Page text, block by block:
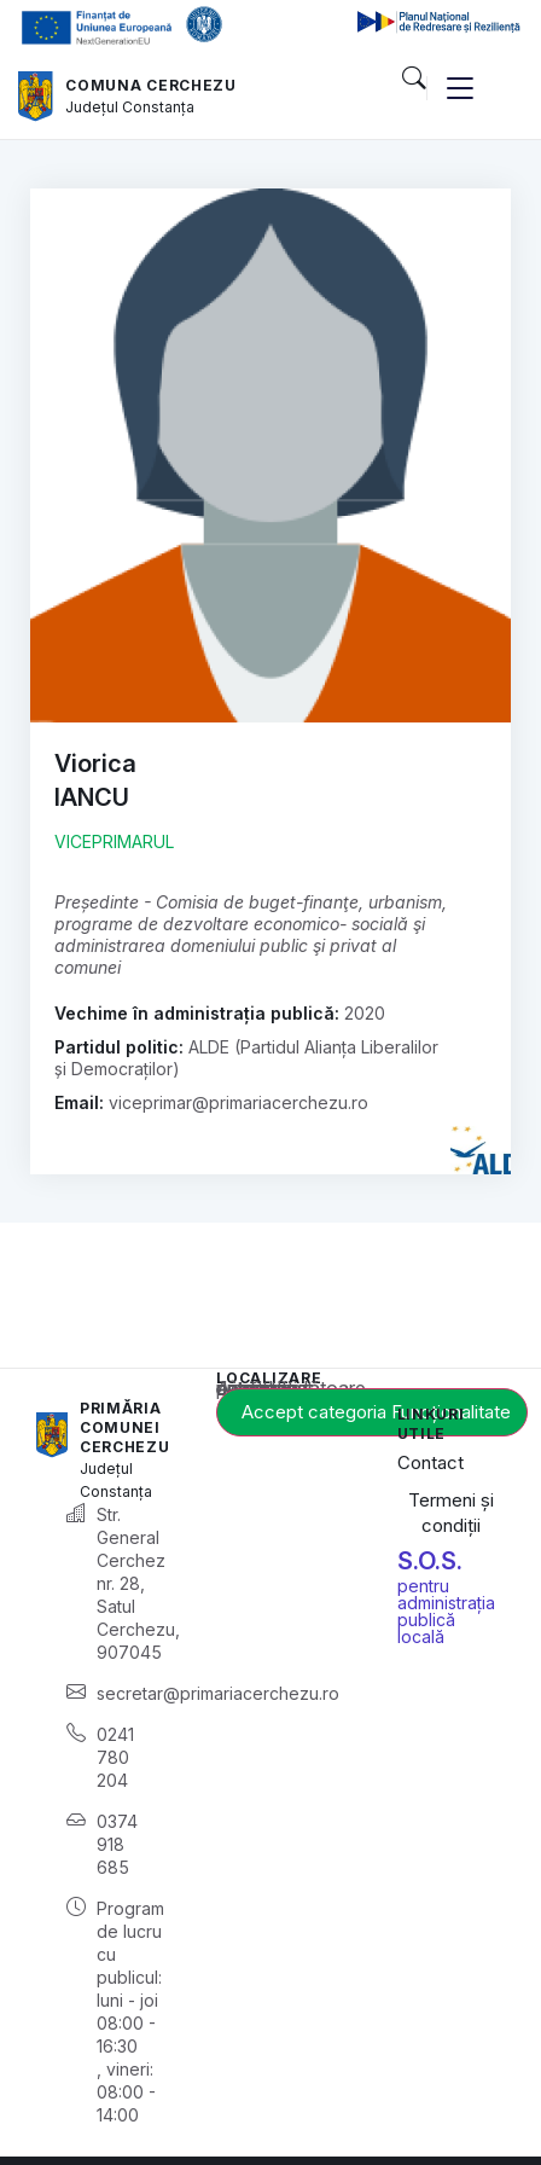
COMUNA CERCHEZU
JudețulConstanța
Viorica
IANCU
VICEPRIMARUL
președinte - Comisia de buget-finanţe, urbanism,
programe de dezvoltare economico- socială şi
administrarea domeniului public şi privat al
comunei
Vechime în administrația publică: 2020
Partidul politic: ALDE (Partidul Alianța Liberalilor
și Democraților)
Email: viceprimar@primariacerchezu.ro
PRIMĂRIA
COMUNEI
CERCHEZU
Județul
Constanța
Str.
General
Cerchez
nr. 28,
Satul
Cerchezu,
907045
secretar@primariacerchezu.ro
0241
780
204
0374
918
685
Program
de lucru
cu
publicul:
luni - joi
08:00 -
16:30
, vineri:
08:00 -
14:00
LOCALIZARE
Acest conținut este blocat până când acceptați categoria corespunzătoare de cookie-uri.
Accept categoria Funcționalitate
LINKURI
UTILE
Contact
Termeni și
condiții
S.O.S.
pentru
administrația
publică
locală